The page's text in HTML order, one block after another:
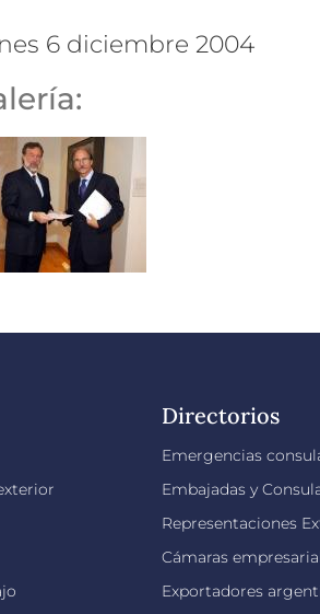
6 diciembre 2004
Directorios
Emergencias
Embajadas y
Representaciones
Cámaras
Exportadores